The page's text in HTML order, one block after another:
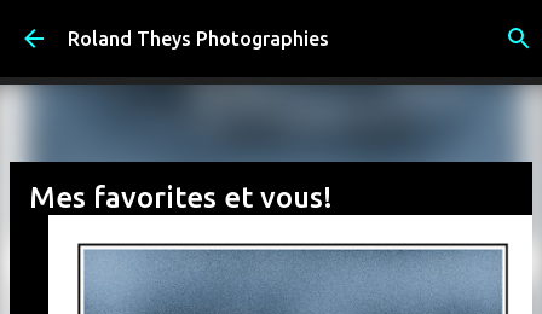
Accéder au contenu principal
Roland Theys Photographies
Mes favorites et vous!